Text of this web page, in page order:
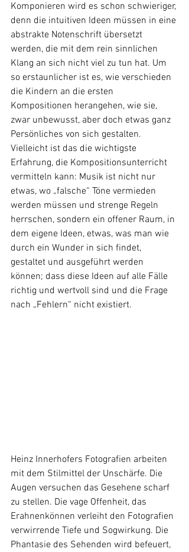
Komponieren wird es schon schwieriger,
denn die intuitiven Ideen müssen in eine
abstrakte Notenschrift übersetzt
werden, die mit dem rein sinnlichen
Klang an sich nicht viel zu tun hat. Um
so erstaunlicher ist es, wie verschieden
die Kindern an die ersten
Kompositionen herangehen, wie sie,
zwar unbewusst, aber doch etwas ganz
Persönliches von sich gestalten.
Vielleicht ist das die wichtigste
Erfahrung, die Kompositionsunterricht
vermitteln kann: Musik ist nicht nur
etwas, wo „falsche“ Töne vermieden
werden müssen und strenge Regeln
herrschen, sondern ein offener Raum, in
dem eigene Ideen, etwas, was man wie
durch ein Wunder in sich findet,
gestaltet und ausgeführt werden
können; dass diese Ideen auf alle Fälle
richtig und wertvoll sind und die Frage
nach „Fehlern“ nicht existiert.
Heinz Innerhofers Fotografien arbeiten
mit dem Stilmittel der Unschärfe. Die
Augen versuchen das Gesehene scharf
zu stellen. Die vage Offenheit, das
Erahnenkönnen verleiht den Fotografien
verwirrende Tiefe und Sogwirkung. Die
Phantasie des Sehenden wird befeuert,